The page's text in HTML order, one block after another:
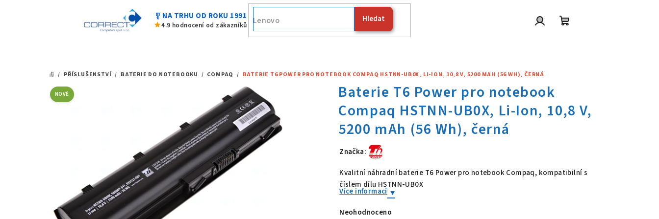
military_tech NA TRHU OD ROKU 1991
star4.9 hodnocení od zákazníků
Hledat
Fujitsu
DOMŮ
/ PŘÍSLUŠENSTVÍ / BATERIE DO NOTEBOOKU / COMPAQ / BATERIE T6 POWER PRO NOTEBOOK COMPAQ HSTNN-UB0X, LI-ION, 10,8 V, 5200 MAH (56 WH), ČERNÁ
Značka:
Baterie T6 Power pro notebook Compaq
Kvalitní náhradní baterie T6 Power pro notebook Compaq, kompatibilní s
číslem dílu HSTNN-UB0X
Více informací
Průměrné
Neohodnoceno
NOVÉ
hvězdiček.